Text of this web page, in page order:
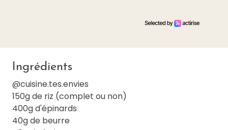
Ingrédients
@cuisine.tes.envies
150g de riz (complet ou non)
400g d'épinards
40g de beurre